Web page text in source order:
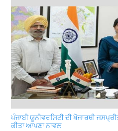
ਪੰਜਾਬੀ ਯੂਨੀਵਰਸਿਟੀ ਦੀ ਖੋਜਾਰਥੀ
ਕੀਤਾ ਆਪਣਾ ਨਾਵਲ